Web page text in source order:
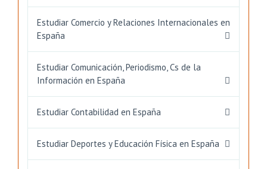
Estudiar Comercio y Relaciones Internacionales en
España
Estudiar Comunicación, Periodismo, Cs de la
Información en España
Estudiar Contabilidad en España
Estudiar Deportes y Educación Física en España